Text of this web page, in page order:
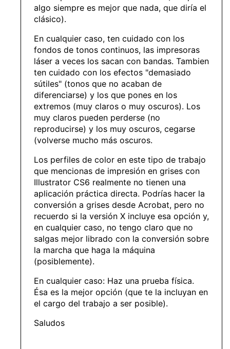
algo siempre es mejor que nada, que diría el
clásico).
En cualquier caso, ten cuidado con los
fondos de tonos continuos, las impresoras
láser a veces los sacan con bandas. Tambien
ten cuidado con los efectos "demasiado
sútiles" (tonos que no acaban de
diferenciarse) y los que pones en los
extremos (muy claros o muy oscuros). Los
muy claros pueden perderse (no
reproducirse) y los muy oscuros, cegarse
(volverse mucho más oscuros.
Los perfiles de color en este tipo de trabajo
que mencionas de impresión en grises con
Illustrator CS6 realmente no tienen una
aplicación práctica directa. Podrías hacer la
conversión a grises desde Acrobat, pero no
recuerdo si la versión X incluye esa opción y,
en cualquier caso, no tengo claro que no
salgas mejor librado con la conversión sobre
la marcha que haga la máquina
(posiblemente).
En cualquier caso: Haz una prueba física.
Ésa es la mejor opción (que te la incluyan en
el cargo del trabajo a ser posible).
Saludos